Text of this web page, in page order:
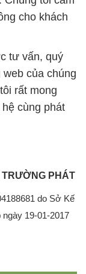
cho khách
tư vấn, quý
của chúng
rất mong
cùng phát
PHÁT
do Sở Kế
19-01-2017